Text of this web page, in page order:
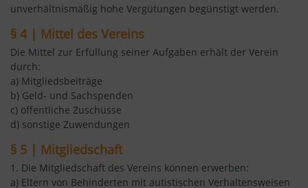
unverhältnismäßig hohe Vergütungen begünstigt werden.
§ 4 | Mittel des Vereins
Die Mittel zur Erfüllung seiner Aufgaben erhält der Verein
durch:
a) Mitgliedsbeiträge
b) Geld- und Sachspenden
c) öffentliche Zuschüsse
d) sonstige Zuwendungen
§ 5 | Mitgliedschaft
1. Die Mitgliedschaft des Vereins können erwerben:
a) Eltern von Behinderten mit autistischen Verhaltensweisen